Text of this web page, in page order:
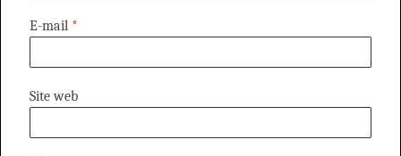
E-mail *
Site web